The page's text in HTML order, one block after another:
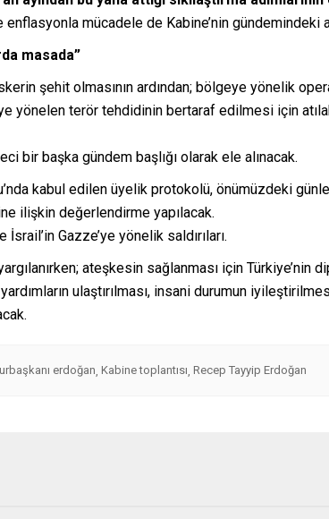
mücadele de Kabine’nin gündemindeki
masada”
şehit olmasının ardından; bölgeye yönelik
yönelen terör tehdidinin bertaraf edilmesi için
bir başka gündem başlığı olarak ele alınacak.
kabul edilen üyelik protokolü, önümüzdeki
ilişkin değerlendirme yapılacak.
Gazze’ye yönelik saldırıları.
ateşkesin sağlanması için Türkiye’nin
ulaştırılması, insani durumun
erdoğan, Kabine toplantısı, Recep Tayyip Erdoğan